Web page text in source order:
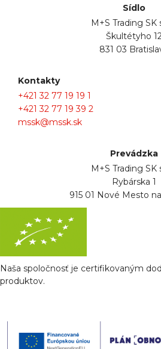
Sídlo
M+S Trading SK
Škultétyho
831 03
Kontakty
+421 32 77 19 19 1
+421 32 77 19 39 2
mssk@mssk.sk
Prevádzka
M+S Trading SK
Rybárska 1
915 01 Nové Mesto
Naša spoločnosť je certifikovaným
produktov.